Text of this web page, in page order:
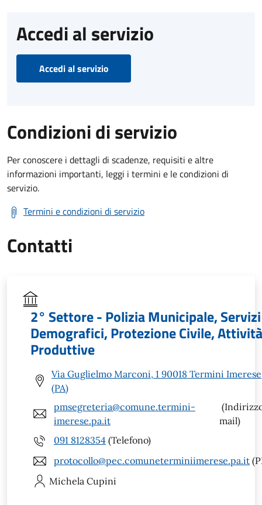
Accedi al servizio
Accedi al servizio
Condizioni di servizio
Per conoscere i dettagli di scadenze, requisiti e altre
informazioni importanti, leggi i termini e le condizioni di
servizio.
Termini e condizioni di servizio
Contatti
2° Settore - Polizia Municipale, Servizi
Demografici, Protezione Civile, Attività
Produttive
Via Guglielmo Marconi, 1 90018 Termini Imerese
(PA)
pmsegreteria@comune.termini-
imerese.pa.it
mail)
091 8128354 (Telefono)
protocollo@pec.comuneterminiimerese.pa.it
Michela Cupini